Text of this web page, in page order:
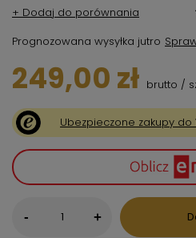
+ Dodaj do porównania
Prognozowana wysyłka jutro
249,00 zł brutto /
Ubezpieczone zakupy do
- +